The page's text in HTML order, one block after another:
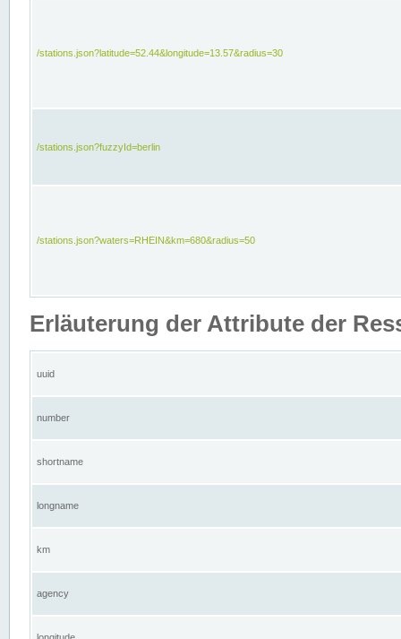
/stations.json?latitude=52.44&longitude=13.57&radius=30
/stations.json?fuzzyId=berlin
/stations.json?waters=RHEIN&km=680&radius=50
Erläuterung der Attribute der
uuid
number
shortname
longname
km
agency